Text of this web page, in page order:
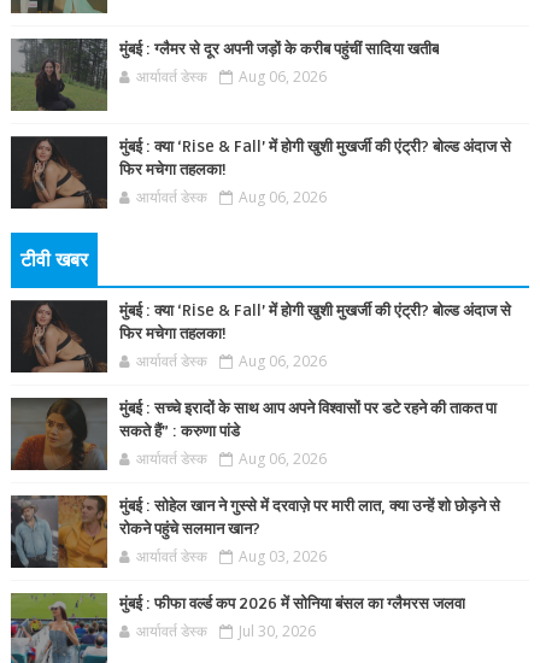
मुंबई : ग्लैमर से दूर अपनी जड़ों के करीब पहुंचीं सादिया खतीब
आर्यावर्त डेस्क Aug 06, 2026
मुंबई : क्या ‘Rise & Fall’ में होगी खुशी मुखर्जी की एंट्री? बोल्ड अंदाज से
फिर मचेगा तहलका!
आर्यावर्त डेस्क Aug 06, 2026
टीवी खबर
मुंबई : क्या ‘Rise & Fall’ में होगी खुशी मुखर्जी की एंट्री? बोल्ड अंदाज से
फिर मचेगा तहलका!
आर्यावर्त डेस्क Aug 06, 2026
मुंबई : सच्चे इरादों के साथ आप अपने विश्वासों पर डटे रहने की ताकत पा
सकते हैं” : करुणा पांडे
आर्यावर्त डेस्क Aug 06, 2026
मुंबई : सोहेल खान ने गुस्से में दरवाज़े पर मारी लात, क्या उन्हें शो छोड़ने से
रोकने पहुंचे सलमान खान?
आर्यावर्त डेस्क Aug 03, 2026
मुंबई : फीफा वर्ल्ड कप 2026 में सोनिया बंसल का ग्लैमरस जलवा
आर्यावर्त डेस्क Jul 30, 2026